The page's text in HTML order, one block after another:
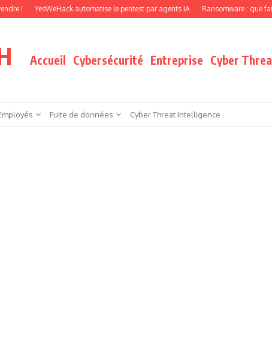
automatise le pentest par agents IA Ransomware : que faire quand vos
Accueil Cybersécurité Entreprise Cyber
Fuite de données Cyber Threat Intelligence